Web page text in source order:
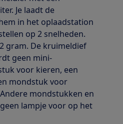
Je laadt de
in het oplaadstation
op 2 snelheden.
gram. De kruimeldief
geen mini-
voor kieren, een
mondstuk voor
mondstukken en
lampje voor op het